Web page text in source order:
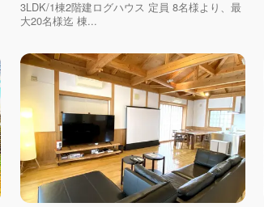
3LDK/1棟2階建ログハウス 定員 8名様より、最
大20名様迄 棟...